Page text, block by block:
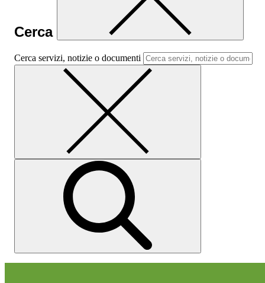
Cerca
Cerca servizi, notizie o documenti